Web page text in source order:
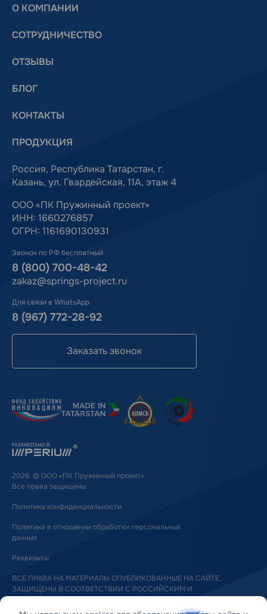
О КОМПАНИИ
СОТРУДНИЧЕСТВО
ОТЗЫВЫ
БЛОГ
КОНТАКТЫ
ПРОДУКЦИЯ
Россия, Республика Татарстан, г.
Казань, ул. Гвардейская, 11А, этаж 4
ООО «ПК Пружинный проект»
ИНН: 1660276857
ОГРН: 1161690130931
Звонок по РФ бесплатный
8 (800) 700-48-42
zakaz@springs-project.ru
Для связи в WhatsApp
8 (967) 772-28-92
Заказать звонок
2026, © ООО «ПК Пружинный проект».
Все права защищены
Политика конфиденциальности
Политика в отношении обработки персональных
данных
Реквизиты
ВСЕ ПРАВА НА МАТЕРИАЛЫ ОПУБЛИКОВАННЫЕ НА САЙТЕ,
ЗАЩИЩЕНЫ В СООТВЕТСТВИИ С РОССИЙСКИМ И
И СМЕЖНЫХ ПРАВАХ